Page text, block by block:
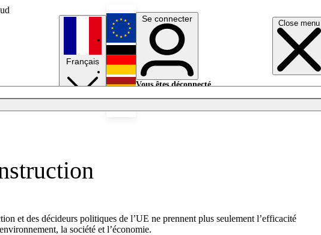
Close menu
Français
English
Deutsch
Se connecter
Vous êtes déconnecté.
et des décideurs politiques de l’UE ne prennent plus seulement l’efficacité
la société et l’économie.